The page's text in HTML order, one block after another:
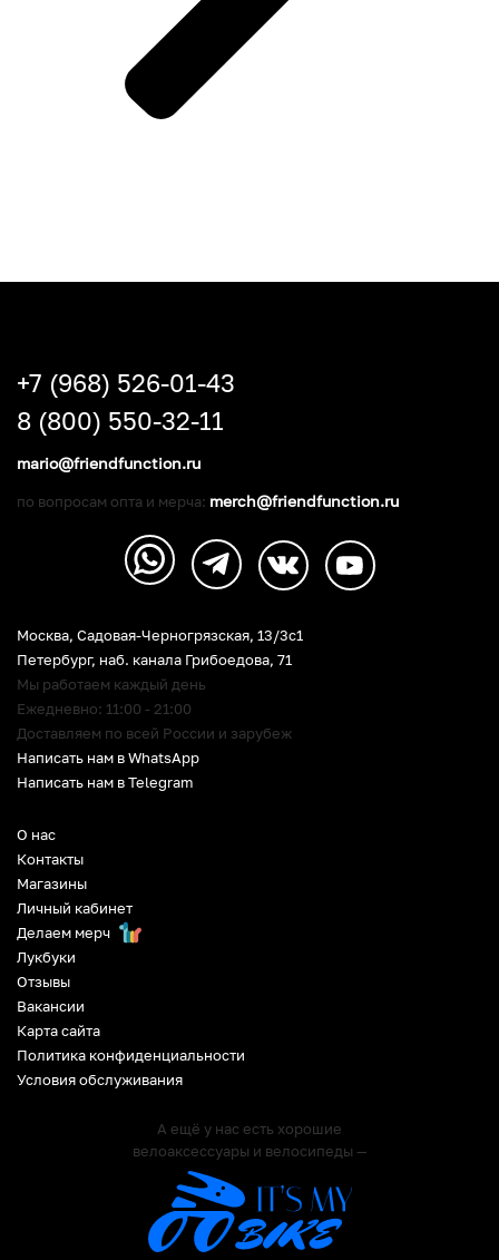
О нас
Контакты
Магазины
Личный кабинет
Делаем мерч
Лукбуки
Отзывы
Вакансии
Карта сайта
Политика конфиденциальности
Условия обслуживания
А ещё у нас есть хорошие
велоаксессуары и велосипеды —
Москва, Садовая-Черногрязская, 13/3c1
Петербург, наб. канала Грибоедова, 71
Мы работаем каждый день
Ежедневно: 11:00 - 21:00
Доставляем по всей России и зарубеж
Написать нам в WhatsApp
Написать нам в Telegram
+7 (968) 526-01-43
8 (800) 550-32-11
mario@friendfunction.ru
по вопросам опта и мерча: merch@friendfunction.ru